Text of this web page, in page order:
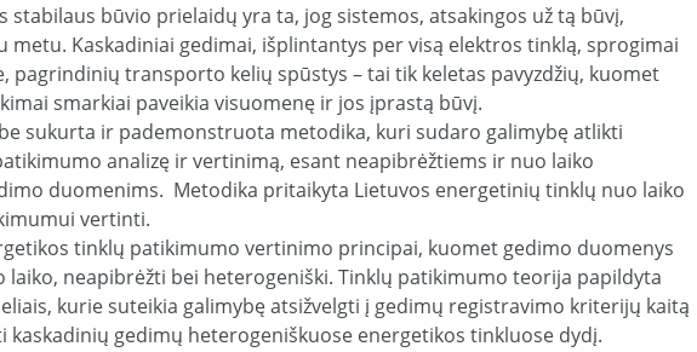
stabilaus būvio prielaidų yra ta, jog sistemos, atsakingos už tą būvį,
metu. Kaskadiniai gedimai, išplintantys per visą elektros tinklą, sprogimai
pagrindinių transporto kelių spūstys – tai tik keletas pavyzdžių, kuomet
smarkiai paveikia visuomenę ir jos įprastą būvį.
sukurta ir pademonstruota metodika, kuri sudaro galimybę atlikti
analizę ir vertinimą, esant neapibrėžtiems ir nuo laiko
duomenims. Metodika pritaikyta Lietuvos energetinių tinklų nuo laiko
vertinti.
tinklų patikimumo vertinimo principai, kuomet gedimo duomenys
laiko, neapibrėžti bei heterogeniški. Tinklų patikimumo teorija papildyta
kurie suteikia galimybę atsižvelgti į gedimų registravimo kriterijų kaitą
kaskadinių gedimų heterogeniškuose energetikos tinkluose dydį.